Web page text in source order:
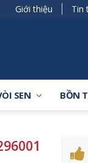
Giới thiệu Tin
SEN BỒN